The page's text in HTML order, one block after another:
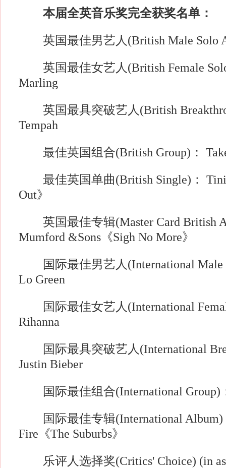
本届全英音乐奖完全获奖名单：
英国最佳男艺人(British Male Solo
英国最佳女艺人(British Female
Marling
英国最具突破艺人(British
Tempah
最佳英国组合(British Group)：
最佳英国单曲(British Single)： Tinie
Out》
英国最佳专辑(Master Card British
Mumford &Sons《Sigh No More》
国际最佳男艺人(International Male
Lo Green
国际最佳女艺人(International
Rihanna
国际最具突破艺人(International
Justin Bieber
国际最佳组合(International Group)
国际最佳专辑(International Album)
Fire《The Suburbs》
乐评人选择奖(Critics' Choice) (in